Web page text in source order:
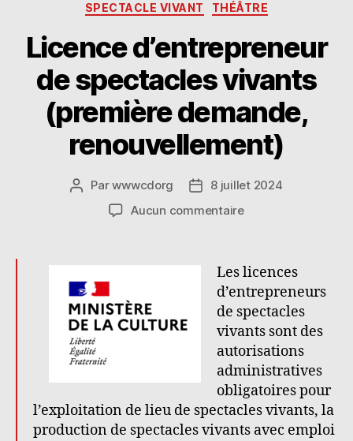
SPECTACLE VIVANT
THÉÂTRE
Licence d’entrepreneur
de spectacles vivants
(première demande,
renouvellement)
Auteur
l’article
Parwwwcdorg
Date8 juillet 2024
Aucun commentairesur
spectacles
vivants
(première
demande,
renouvellement)
Les licences
d’entrepreneurs
de spectacles
vivants sont des
autorisations
administratives
obligatoires pour
l’exploitation de lieu de spectacles vivants, la
production de spectacles vivants avec emploi